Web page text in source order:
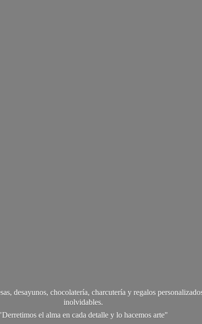
desayunos, chocolatería, charcutería y regalos
inolvidables.
el alma en cada detalle y lo hacemos arte"